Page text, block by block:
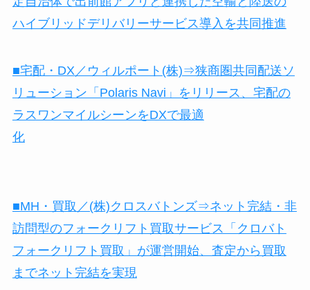
ハイブリッドデリバリーサービス導入を共同推進
■宅配・DX／ウィルポート(株)⇒狭商圏共同配送ソ
リューション「Polaris Navi」をリリース、宅配の
ラスワンマイルシーンをDXで最適
化
■MH・買取／(株)クロスバトンズ⇒ネット完結・非
訪問型のフォークリフト買取サービス「クロバト
フォークリフト買取」が運営開始、査定から買取
までネット完結を実現